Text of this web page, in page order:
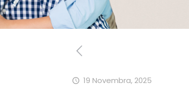
19 Novembra, 2025